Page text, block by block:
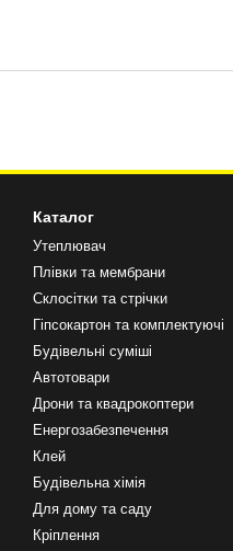
Каталог
Утеплювач
Плівки та мембрани
Склосітки та стрічки
Гіпсокартон та комплектуючі
Будівельні суміші
Автотовари
Дрони та квадрокоптери
Енергозабезпечення
Клей
Будівельна хімія
Для дому та саду
Кріплення